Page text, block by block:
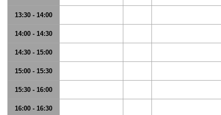
13:30 - 14:00
14:00 - 14:30
14:30 - 15:00
15:00 - 15:30
15:30 - 16:00
16:00 - 16:30